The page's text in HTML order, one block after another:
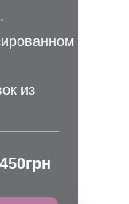
450грн
из